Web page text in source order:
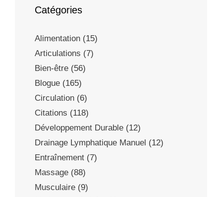
Catégories
Alimentation (15)
Articulations (7)
Bien-être (56)
Blogue (165)
Circulation (6)
Citations (118)
Développement Durable (12)
Drainage Lymphatique Manuel (12)
Entraînement (7)
Massage (88)
Musculaire (9)